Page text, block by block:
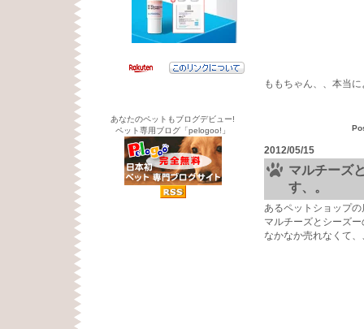
あなたのペットもブログデビュー!
ペット専用ブログ「pelogoo!」
ももちゃん、、本当
2012/05/15
マルチーズ
す、。
あるペットショップ
マルチーズとシーズ
なかなか売れなくて